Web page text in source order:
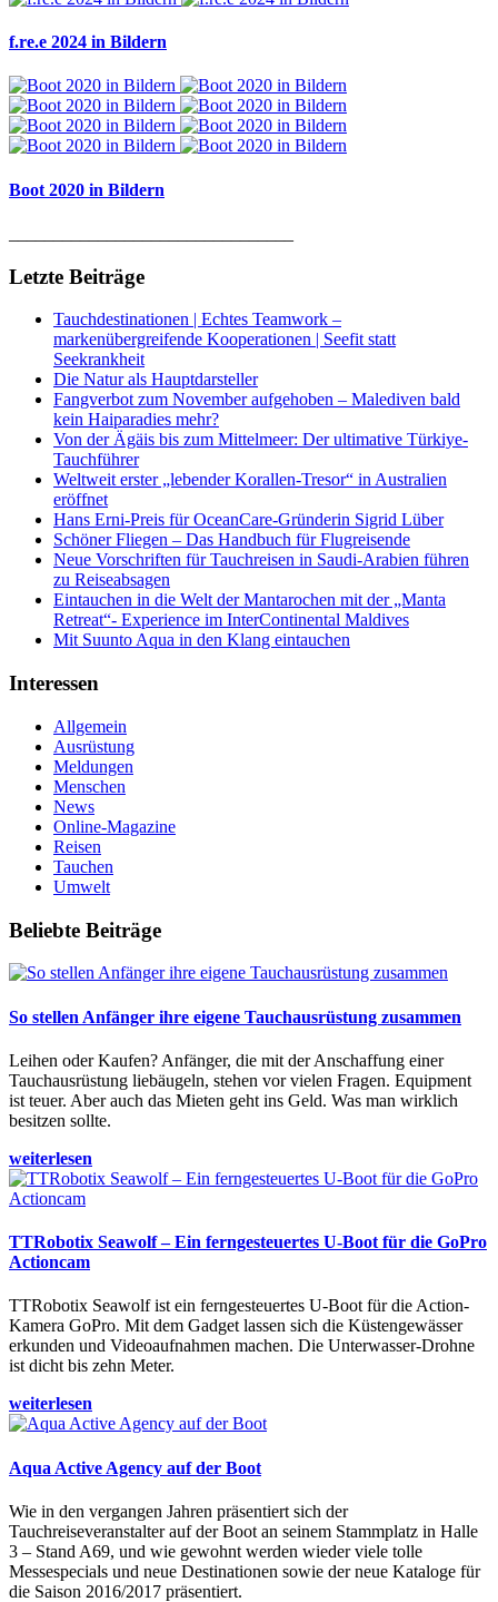
f.re.e 2024 in Bildern
Boot 2020 in Bildern
Letzte Beiträge
Tauchdestinationen | Echtes Teamwork –
markenübergreifende Kooperationen | Seefit statt
Seekrankheit
Die Natur als Hauptdarsteller
Fangverbot zum November aufgehoben – Malediven bald
kein Haiparadies mehr?
Von der Ägäis bis zum Mittelmeer: Der ultimative Türkiye-
Tauchführer
Weltweit erster „lebender Korallen-Tresor“ in Australien
eröffnet
Hans Erni-Preis für OceanCare-Gründerin Sigrid Lüber
Schöner Fliegen – Das Handbuch für Flugreisende
Neue Vorschriften für Tauchreisen in Saudi-Arabien führen
zu Reiseabsagen
Eintauchen in die Welt der Mantarochen mit der „Manta
Retreat“- Experience im InterContinental Maldives
Mit Suunto Aqua in den Klang eintauchen
Interessen
Allgemein
Ausrüstung
Meldungen
Menschen
News
Online-Magazine
Reisen
Tauchen
Umwelt
Beliebte Beiträge
So stellen Anfänger ihre eigene Tauchausrüstung zusammen
Leihen oder Kaufen? Anfänger, die mit der Anschaffung einer
Tauchausrüstung liebäugeln, stehen vor vielen Fragen. Equipment
ist teuer. Aber auch das Mieten geht ins Geld. Was man wirklich
besitzen sollte.
weiterlesen
TTRobotix Seawolf – Ein ferngesteuertes U-Boot für die GoPro
Actioncam
TTRobotix Seawolf ist ein ferngesteuertes U-Boot für die Action-
Kamera GoPro. Mit dem Gadget lassen sich die Küstengewässer
erkunden und Videoaufnahmen machen. Die Unterwasser-Drohne
ist dicht bis zehn Meter.
weiterlesen
Aqua Active Agency auf der Boot
Wie in den vergangen Jahren präsentiert sich der
Tauchreiseveranstalter auf der Boot an seinem Stammplatz in Halle
3 – Stand A69, und wie gewohnt werden wieder viele tolle
Messespecials und neue Destinationen sowie der neue Kataloge für
die Saison 2016/2017 präsentiert.